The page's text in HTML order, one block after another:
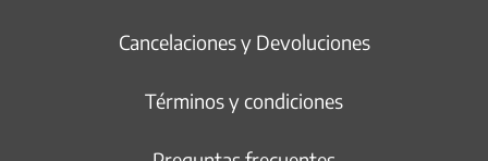
Cancelaciones y Devoluciones
Términos y condiciones